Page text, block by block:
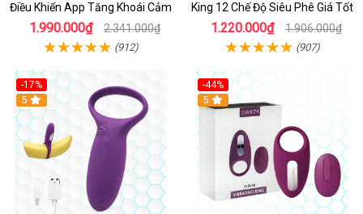
Điều Khiển App Tăng Khoái Cảm
1.990.000₫ 2.341.000₫
(912)
King 12 Chế Độ Siêu Phê Giá Tốt
1.220.000₫ 1.906.000₫
(907)
-17%
Hot
5
-44%
5